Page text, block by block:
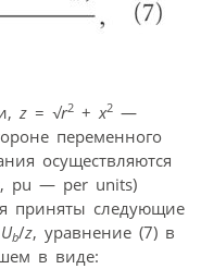
z = √r2 +x2 —
переменного
осуществляются
pu — per units)
приняты следующие
Ub/z, уравнение (7) в
в виде: